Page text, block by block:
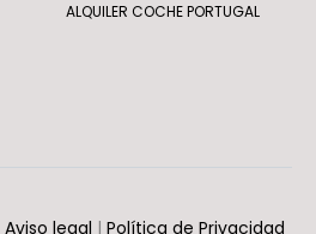
ALQUILER COCHE PORTUGAL
Aviso legal | Política de Privacidad